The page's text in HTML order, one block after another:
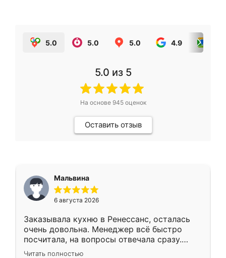
5.0 5.0 5.0 4.9
5.0 из 5
На основе 945оценок
Оставить отзыв
Мальвина
6 августа 2026
Заказывала кухню в Ренессанс, осталась
очень довольна. Менеджер всё быстро
посчитала, на вопросы отвечала сразу.
Замерщик приехал в субботу, подошёл к
Читать полностью